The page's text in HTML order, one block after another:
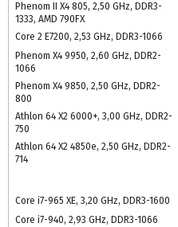
Phenom II X4 805, 2,50 GHz, DDR3-
1333, AMD 790FX
Core 2 E7200, 2,53 GHz, DDR3-1066
Phenom X4 9950, 2,60 GHz, DDR2-
1066
Phenom X4 9850, 2,50 GHz, DDR2-
800
Athlon 64 X2 6000+, 3,00 GHz, DDR2-
750
Athlon 64 X2 4850e, 2,50 GHz, DDR2-
714
Core i7-965 XE, 3,20 GHz, DDR3-1600
Core i7-940, 2,93 GHz, DDR3-1066